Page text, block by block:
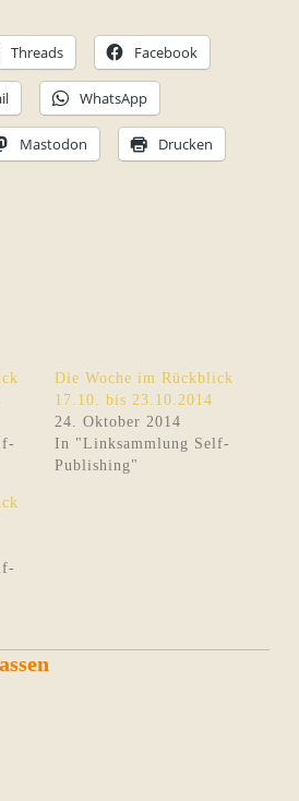
Threads Facebook
WhatsApp
Mastodon Drucken
Die Woche im Rückblick
17.10. bis 23.10.2014
24. Oktober 2014
In "Linksammlung Self-
Publishing"